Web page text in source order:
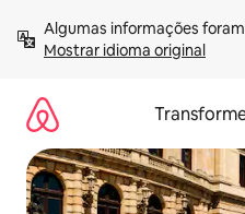
para
Mostrar idioma original